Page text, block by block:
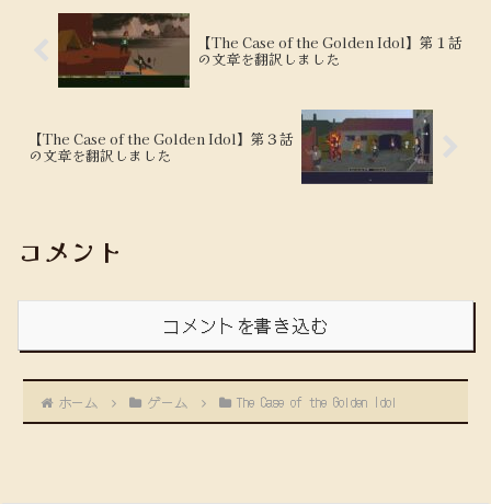
【The Case of the Golden Idol】第１話
の文章を翻訳しました
【The Case of the Golden Idol】第３話
の文章を翻訳しました
コメント
コメントを書き込む
ホーム ゲーム The Case of the Golden Idol